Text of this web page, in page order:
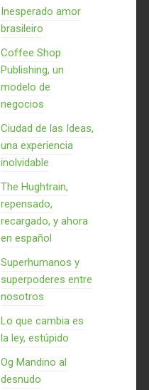
Inesperado amor
brasileiro
Coffee Shop
Publishing, un
modelo de
negocios
Ciudad de las Ideas,
una experiencia
inolvidable
The Hughtrain,
repensado,
recargado, y ahora
en español
Superhumanos y
superpoderes entre
nosotros
Lo que cambia es
la ley, estúpido
Og Mandino al
desnudo